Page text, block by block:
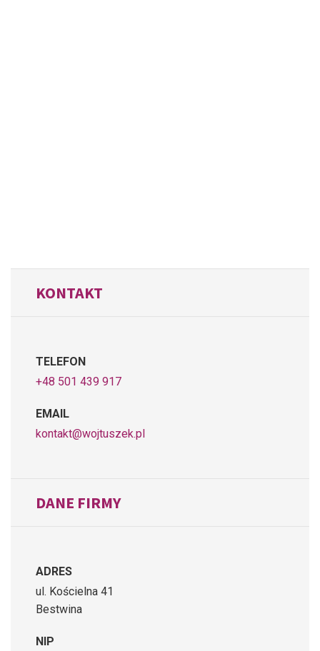
KONTAKT
TELEFON
+48 501 439 917
EMAIL
kontakt@wojtuszek.pl
DANE FIRMY
ADRES
ul. Kościelna 41
Bestwina
NIP